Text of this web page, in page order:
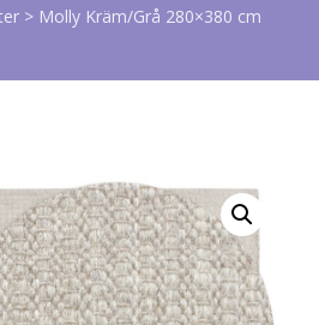
> Molly Kräm/Grå 280×380 cm